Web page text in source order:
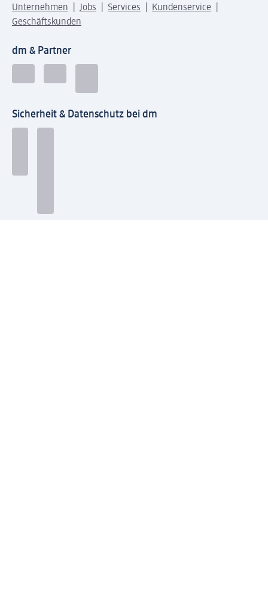
Unternehmen Jobs Services
Kundenservice
Geschäftskunden
dm & Partner
Sicherheit & Datenschutz bei dm